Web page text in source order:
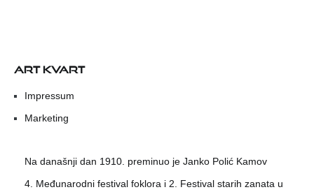
ART KVART
Impressum
Marketing
Na današnji dan 1910. preminuo je Janko Polić Kamov
4. Međunarodni festival foklora i 2. Festival starih zanata u